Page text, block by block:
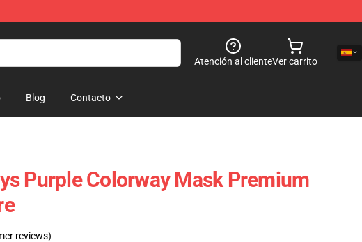
Atención al clienteVer carrito
Blog Contacto
Purple Colorway Mask Premium
reviews)